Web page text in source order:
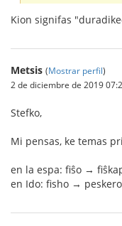
Kion signifas
Metsis (Mostrar perfil)
2 de diciembre de 2019
Stefko,
Mi pensas, ke temas
en la espa: fiŝo →
en Ido: fisho → peskero